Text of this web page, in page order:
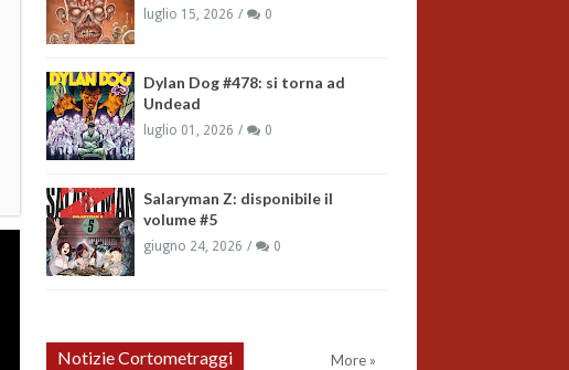
luglio 15, 2026 0
Dylan Dog #478: si torna ad
Undead
luglio 01, 2026 0
Salaryman Z: disponibile il
volume #5
giugno 24, 2026 0
Notizie Cortometraggi More »